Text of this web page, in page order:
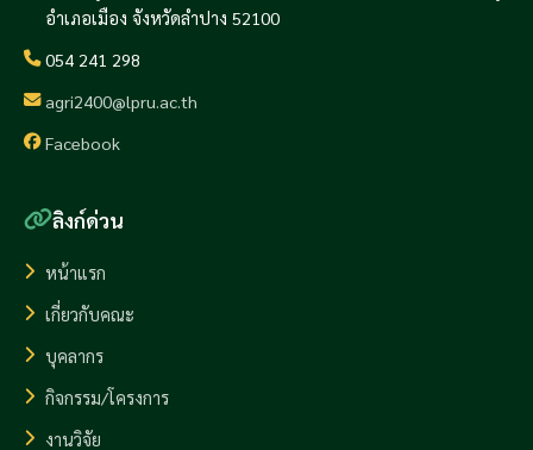
อำเภอเมือง จังหวัดลำปาง 52100
054 241 298
agri2400@lpru.ac.th
Facebook
ลิงก์ด่วน
หน้าแรก
เกี่ยวกับคณะ
บุคลากร
กิจกรรม/โครงการ
งานวิจัย